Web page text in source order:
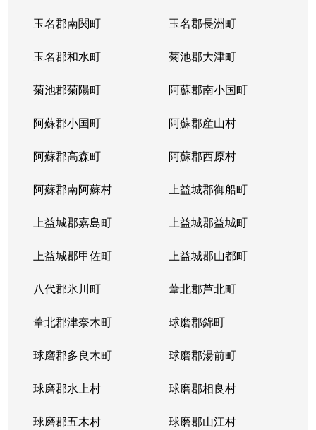
玉名郡南関町 玉名郡長洲町
玉名郡和水町 菊池郡大津町
菊池郡菊陽町 阿蘇郡南小国町
阿蘇郡小国町 阿蘇郡産山村
阿蘇郡高森町 阿蘇郡西原村
阿蘇郡南阿蘇村 上益城郡御船町
上益城郡嘉島町 上益城郡益城町
上益城郡甲佐町 上益城郡山都町
八代郡氷川町 葦北郡芦北町
葦北郡津奈木町 球磨郡錦町
球磨郡多良木町 球磨郡湯前町
球磨郡水上村 球磨郡相良村
球磨郡五木村 球磨郡山江村